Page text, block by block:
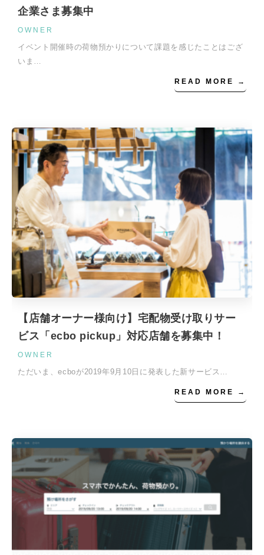
企業さま募集中
OWNER
イベント開催時の荷物預かりについて課題を感じたことはござ
いま…
READ MORE →
【店舗オーナー様向け】宅配物受け取りサー
ビス「ecbo pickup」対応店舗を募集中！
OWNER
ただいま、ecboが2019年9月10日に発表した新サービス…
READ MORE →